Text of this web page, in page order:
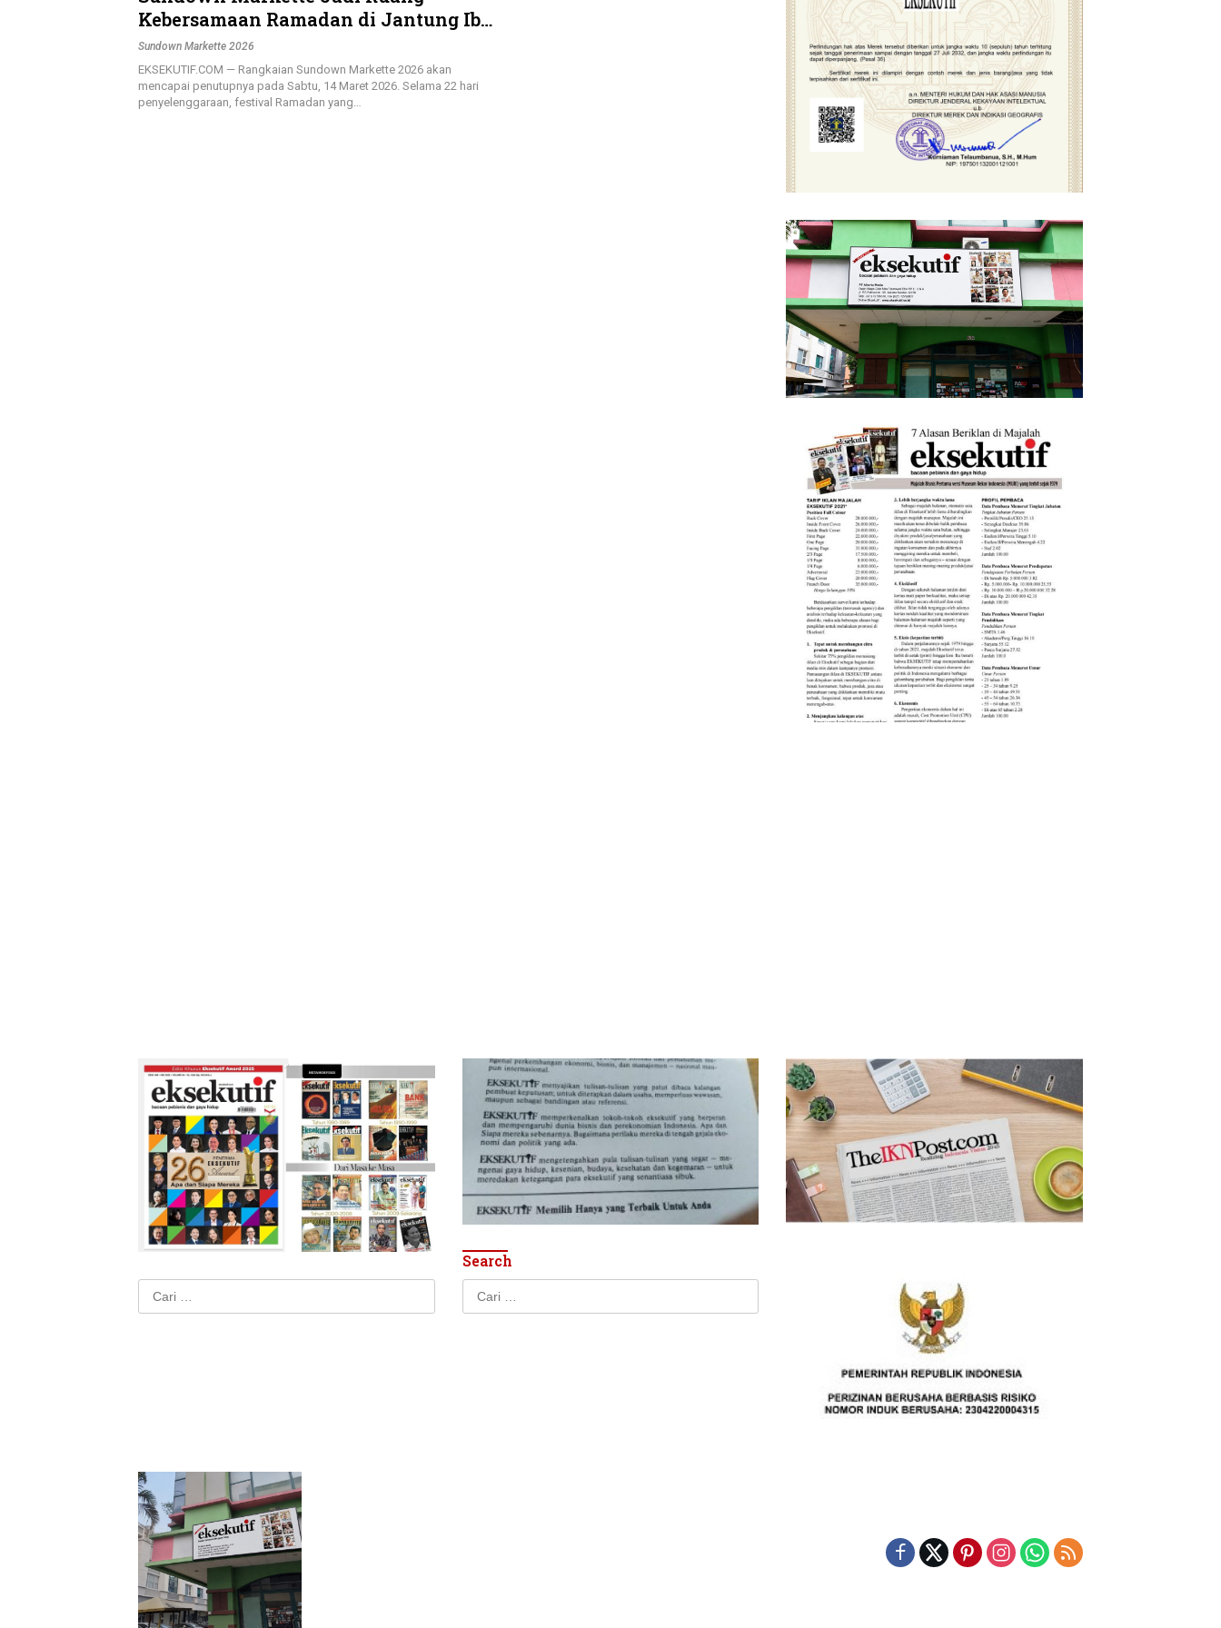
Kebersamaan Ramadan di Jantung Ibu
Kota
Sundown Markette 2026
EKSEKUTIF.COM — Rangkaian Sundown Markette 2026 akan
mencapai penutupnya pada Sabtu, 14 Maret 2026. Selama 22 hari
penyelenggaraan, festival Ramadan yang…
Cari
untuk:
Search
Cari
untuk: